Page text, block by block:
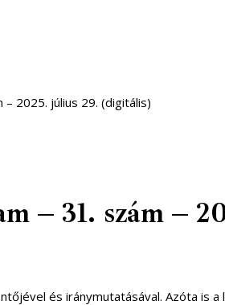
– 2025. július 29. (digitális)
– 31. szám –
és iránymutatásával. Azóta is